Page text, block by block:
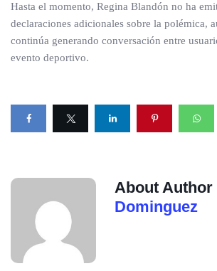
Hasta el momento, Regina Blandón no ha
declaraciones adicionales sobre la polémica,
continúa generando conversación entre
evento deportivo.
About Author
Dominguez